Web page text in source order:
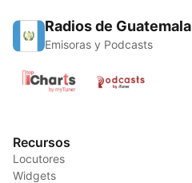
Radios de Guatemala
Emisoras y Podcasts
Recursos
Locutores
Widgets